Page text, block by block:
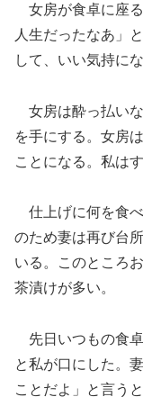
女房が食卓に座
人生だったなあ」
して、いい気持に
女房は酔っ払い
を手にする。女房
ことになる。私は
仕上げに何を食
のため妻は再び台
いる。このところ
茶漬けが多い。
先日いつもの食
と私が口にした。
ことだよ」と言う